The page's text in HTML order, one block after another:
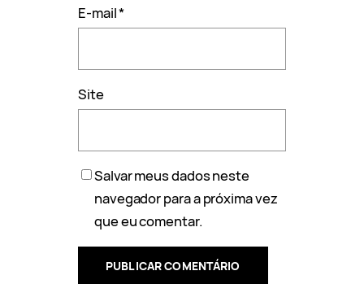
E-mail*
Site
Salvar meus dados neste
navegador para a próxima vez
que eu comentar.